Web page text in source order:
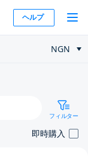
ヘルプ
NGN
フィルター
即時購入